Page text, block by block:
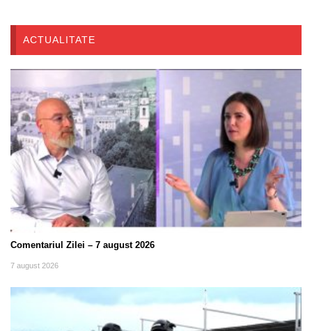
ACTUALITATE
Comentariul Zilei – 7 august 2026
7 august 2026